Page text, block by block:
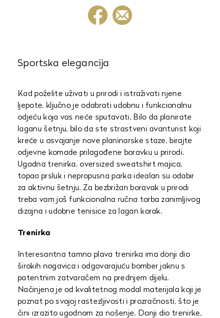
Sportska elegancija
Kad poželite uživati u prirodi i istraživati njene
ljepote, ključno je odabrati udobnu i funkcionalnu
odjeću koja vas neće sputavati. Bilo da planirate
laganu šetnju, bilo da ste strastveni avanturist koji
kreće u osvajanje nove planinarske staze, birajte
odjevne komade prilagođene boravku u prirodi.
Ugodna trenirka, oversized sweatshirt majica,
topao prsluk i nepropusna parka idealan su odabir
za aktivnu šetnju. Za bezbrižan boravak u prirodi
treba vam još funkcionalna ručna torba zanimljivog
dizajna i udobne tenisice za lagan korak.
Trenirka
Interesantna tamno plava trenirka ima donji dio
širokih nogavica i odgovarajuću bomber jaknu s
patentnim zatvaračem na prednjem dijelu.
Načinjena je od kvalitetnog modal materijala koji je
poznat po svojoj rastezljivosti i prozračnosti, što je
čini izrazito ugodnom za nošenje. Donji dio trenirke,